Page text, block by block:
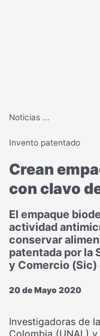
Noticias ...
Invento patentado
Crean
con clavo
El empaque
actividad
conservar
patentada por la
y Comercio (Sic)
20 de Mayo 2020
Investigadoras de